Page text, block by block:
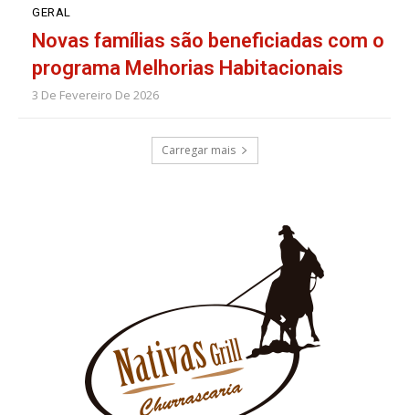
GERAL
Novas famílias são beneficiadas com o
programa Melhorias Habitacionais
3 De Fevereiro De 2026
Carregar mais